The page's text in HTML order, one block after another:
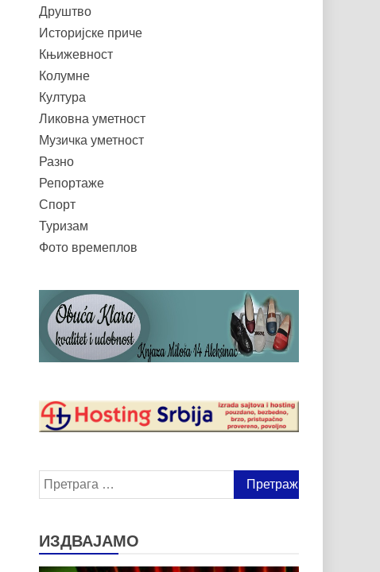
Друштво
Историјске приче
Књижевност
Колумне
Култура
Ликовна уметност
Музичка уметност
Разно
Репортаже
Спорт
Туризам
Фото времеплов
Претрага
за:
ИЗДВАЈАМО